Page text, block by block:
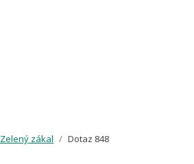
Zelený zákal Dotaz 848